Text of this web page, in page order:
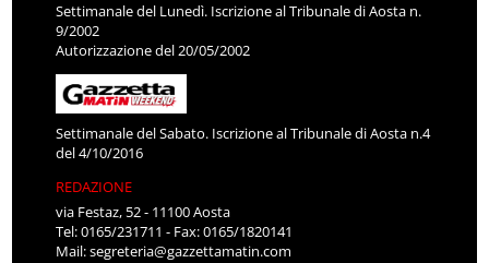
Settimanale del Lunedì. Iscrizione al Tribunale di Aosta n.
9/2002
Autorizzazione del 20/05/2002
Settimanale del Sabato. Iscrizione al Tribunale di Aosta n.4
del 4/10/2016
REDAZIONE
via Festaz, 52 - 11100 Aosta
Tel: 0165/231711 - Fax: 0165/1820141
Mail:segreteria@gazzettamatin.com